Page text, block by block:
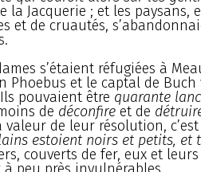
la Jacquerie ; et les paysans,
et de cruautés,
s’étaient réfugiées à
Phoebus et le captal de
pouvaient être quarante
de déconfire et de
de leur résolution, c’est
estoient noirs et petits, et
couverts de fer, eux et leurs